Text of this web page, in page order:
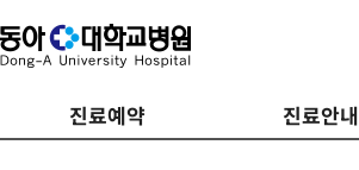
진료예약 진료안내